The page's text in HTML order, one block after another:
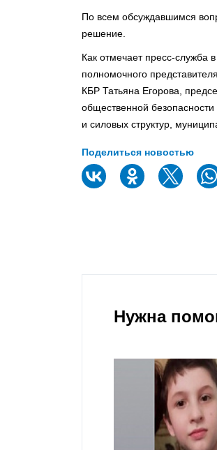
По всем обсуждавшимся
решение.
Как отмечает пресс-служба
полномочного
КБР Татьяна Егорова,
общественной
и силовых структур,
Поделиться новостью
Нужна